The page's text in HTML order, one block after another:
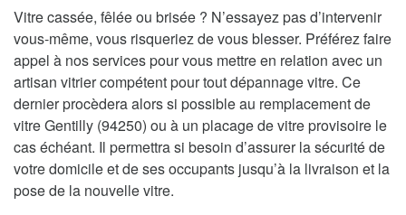
Vitre cassée, fêlée ou brisée ? N’essayez pas d’intervenir
vous-même, vous risqueriez de vous blesser. Préférez faire
appel à nos services pour vous mettre en relation avec un
artisan vitrier compétent pour tout dépannage vitre. Ce
dernier procèdera alors si possible au remplacement de
vitre Gentilly (94250) ou à un placage de vitre provisoire le
cas échéant. Il permettra si besoin d’assurer la sécurité de
votre domicile et de ses occupants jusqu’à la livraison et la
pose de la nouvelle vitre.